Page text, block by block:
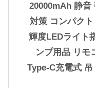
20000mAh 静音
対策 コンパク
輝度LEDライト
ンプ用品 リモ
Type-C充電式